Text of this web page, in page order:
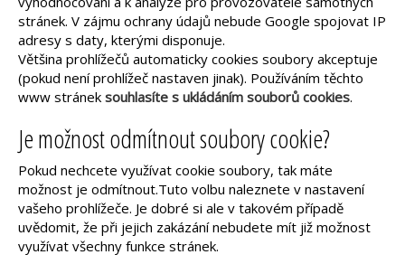
stránek. V zájmu ochrany údajů nebude Google spojovat IP
adresy s daty, kterými disponuje.
Většina prohlížečů automaticky cookies soubory akceptuje
(pokud není prohlížeč nastaven jinak). Používáním těchto
www stránek souhlasíte s ukládáním souborů cookies.
Je možnost odmítnout soubory cookie?
Pokud nechcete využívat cookie soubory, tak máte
možnost je odmítnout.Tuto volbu naleznete v nastavení
vašeho prohlížeče. Je dobré si ale v takovém případě
uvědomit, že při jejich zakázání nebudete mít již možnost
využívat všechny funkce stránek.